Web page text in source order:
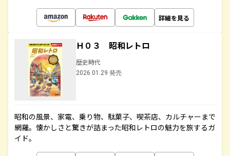
詳細を見る
Ｈ０３ 昭和レトロ
歴史時代
2026.01.29 発売
昭和の風景、家電、乗り物、駄菓子、喫茶店、カルチャーまで
網羅。懐かしさと驚きが詰まった昭和レトロの魅力を旅するガ
イド。